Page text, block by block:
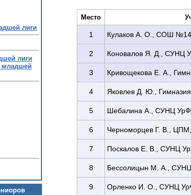
лиги
лиги
младшей
Место
1 Кулаков А. О., СОШ
2 Коновалов Я. Д., СУНЦ
3 Кривощекова Е. А.,
4 Яковлев Д. Ю.,
5 Шебалина А., СУНЦ
6 Черноморцев Г. В., ЦПМ,
7 Поскалов Е. В., СУНЦ
8 Бессолицын М. А., СУНЦ
9 Орленко И. О., СУНЦ